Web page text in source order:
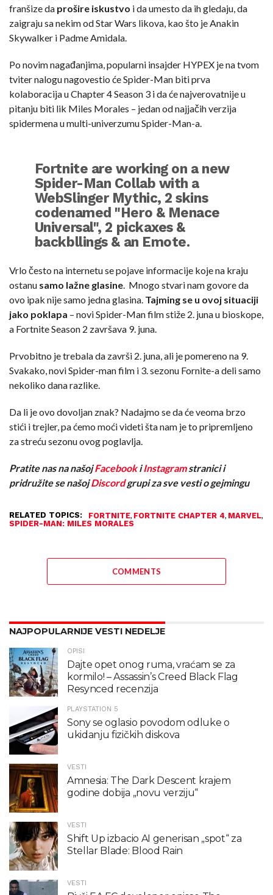
franšize da prošire iskustvo i da umesto da ih gledaju, da
zaigraju sa nekim od Star Wars likova, kao što je Anakin
Skywalker i Padme Amidala.
Po novim nagađanjima, popularni insajder HYPEX je na tvom
tviter nalogu nagovestio će Spider-Man biti prva
kolaboracija u Chapter 4 Season 3 i da će najverovatnije u
pitanju biti lik Miles Morales – jedan od najjačih verzija
spidermena u multi-univerzumu Spider-Man-a.
Fortnite are working on a new
Spider-Man Collab with a
WebSlinger Mythic, 2 skins
codenamed "Hero & Menace
Universal", 2 pickaxes &
backbllings & an Emote.
Most likely Miles, or at least
related to the Spider-Verse
movie releasing next Month.
Lines up with S3's release too.
pic.twitter.com/UYwJs0Wfsb
— HYPEX (@HYPEX)May 2,
2023
Vrlo često na internetu se pojave informacije koje na kraju
ostanu samo lažne glasine . Mnogo stvari nam govore da
ovo ipak nije samo jedna glasina. Tajming se u ovoj situaciji
jako poklapa – novi Spider-Man film stiže 2. juna u bioskope,
a Fortnite Season 2 završava 9. juna.
Prvobitno je trebala da završi 2. juna, ali je pomereno na 9.
Svakako, novi Spider-man film i 3. sezonu Fornite-a deli samo
nekoliko dana razlike.
Da li je ovo dovoljan znak? Nadajmo se da će veoma brzo
stići i trejler, pa ćemo moći videti šta nam je to pripremljeno
za streću sezonu ovog poglavlja.
Pratite nas na našojFacebookiInstagramstranici i
pridružite se našojDiscordgrupi za sve vesti o gejmingu
RELATED TOPICS: FORTNITE, FORTNITE CHAPTER 4, MARVEL,
SPIDER-MAN: MILES MORALES
COMMENTS
NAJPOPULARNIJE VESTI NEDELJE
OPISI
Dajte opet onog ruma, vraćam se za
kormilo! – Assassin’s Creed Black Flag
Resynced recenzija
PLAYSTATION 5
Sony se oglasio povodom odluke o
ukidanju fizičkih diskova
VESTI
Amnesia: The Dark Descent krajem
godine dobija „novu verziju“
VESTI
Shift Up izbacio AI generisan „spot“ za
Stellar Blade: Blood Rain
VESTI